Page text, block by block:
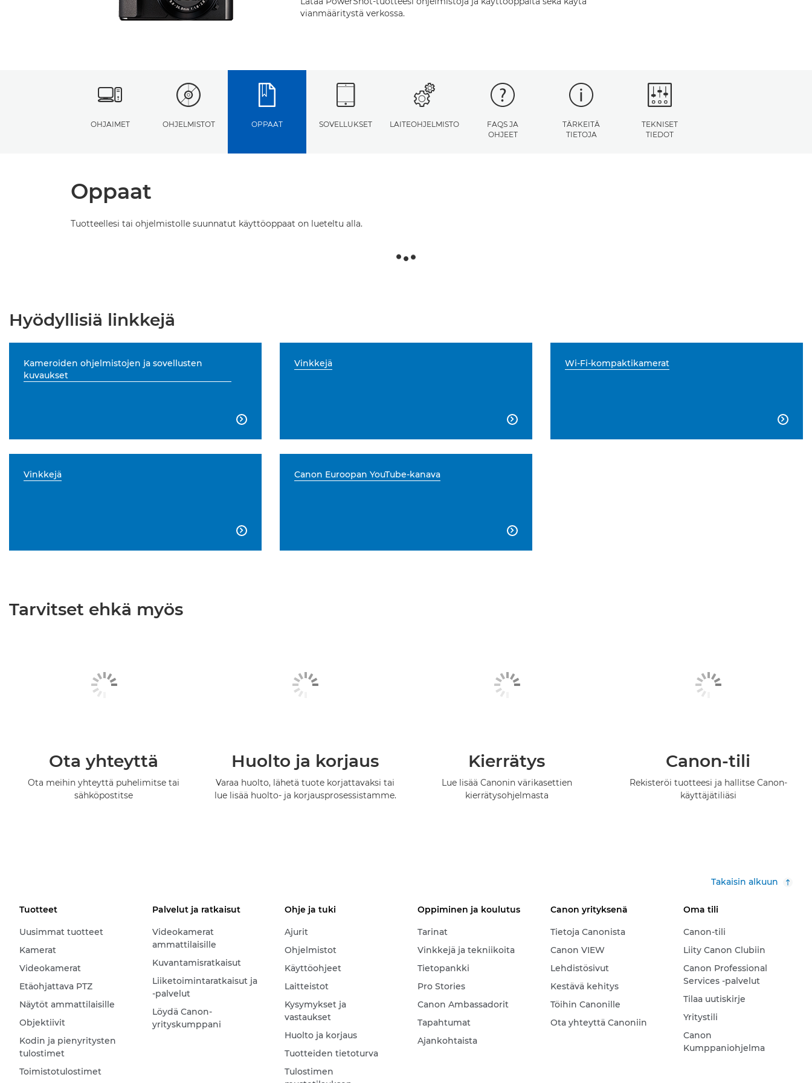
vianmääritystä verkossa.
OHJAIMET OHJELMISTOT OPPAAT SOVELLUKSET LAITEOHJELMISTO
FAQS JA
OHJEET
TÄRKEITÄ
TIETOJA
TEKNISET
TIEDOT
Oppaat
Tuotteellesi tai ohjelmistolle suunnatut käyttöoppaat on lueteltu alla.
Hyödyllisiä linkkejä
Kameroiden ohjelmistojen ja sovellusten
kuvaukset

Vinkkejä

Wi-Fi-kompaktikamerat

Vinkkejä

Canon Euroopan YouTube-kanava

Tarvitset ehkä myös
Ota yhteyttä
Ota meihin yhteyttä puhelimitse tai
sähköpostitse
Huolto ja korjaus
Varaa huolto, lähetä tuote korjattavaksi tai
lue lisää huolto- ja korjausprosessistamme.
Kierrätys
Lue lisää Canonin värikasettien
kierrätysohjelmasta
Canon-tili
Rekisteröi tuotteesi ja hallitse Canon-
käyttäjätiliäsi
Takaisin alkuun
Tuotteet
Uusimmat tuotteet
Kamerat
Videokamerat
Etäohjattava PTZ
Näytöt ammattilaisille
Objektiivit
Kodin ja pienyritysten
tulostimet
Toimistotulostimet
Palvelut ja ratkaisut
Videokamerat
ammattilaisille
Kuvantamisratkaisut
Liiketoimintaratkaisut ja
-palvelut
Löydä Canon-
yrityskumppani
Ohje ja tuki
Ajurit
Ohjelmistot
Käyttöohjeet
Laitteistot
Kysymykset ja
vastaukset
Huolto ja korjaus
Tuotteiden tietoturva
Tulostimen
Oppiminen ja koulutus
Tarinat
Vinkkejä ja tekniikoita
Tietopankki
Pro Stories
Canon Ambassadorit
Tapahtumat
Ajankohtaista
Canon yrityksenä
Tietoja Canonista
Canon VIEW
Lehdistösivut
Kestävä kehitys
Töihin Canonille
Ota yhteyttä Canoniin
Oma tili
Canon-tili
Liity Canon Clubiin
Canon Professional
Services -palvelut
Tilaa uutiskirje
Yritystili
Canon
Kumppaniohjelma